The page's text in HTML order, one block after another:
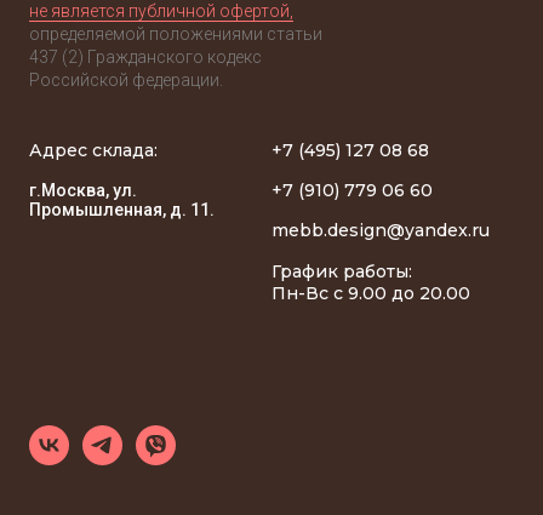
не является публичной офертой,
определяемой положениями статьи
437 (2) Гражданского кодекс
Российской федерации.
Адрес склада:
г.Москва, ул.
Промышленная, д. 11.
+7 (495) 127 08 68
+7 (910) 779 06 60
mebb.design@yandex.ru
График работы:
Пн-Вс с 9.00 до 20.00